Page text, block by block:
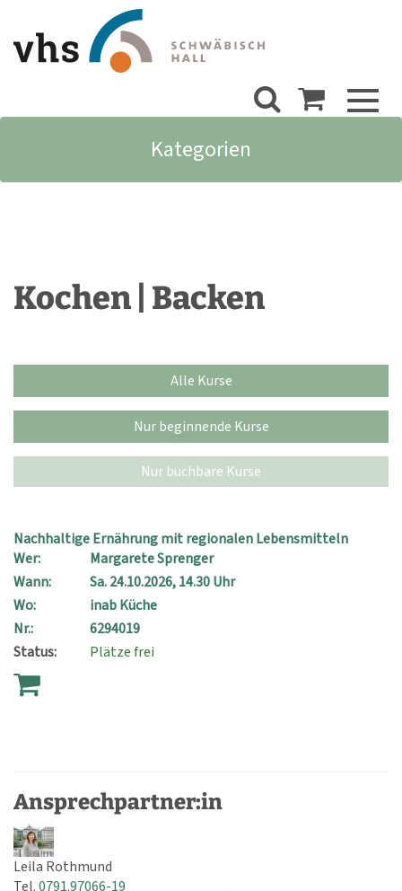
Kategorien
Kochen | Backen
Alle Kurse
Nur beginnende Kurse
Nur buchbare Kurse
Nachhaltige Ernährung mit regionalen Lebensmitteln
Wer:
Margarete Sprenger
Wann:
Sa.24.10.2026, 14.30 Uhr
Wo:
inab Küche
Nr.:
6294019
Status:
Plätze frei
Ansprechpartner:in
Leila Rothmund
Tel.0791.97066-19